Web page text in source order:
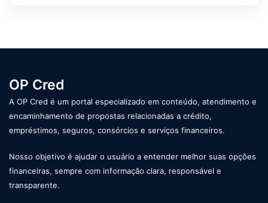
OP Cred
A OP Cred é um portal especializado em conteúdo, atendimento e
encaminhamento de propostas relacionadas a crédito,
empréstimos, seguros, consórcios e serviços financeiros.
Nosso objetivo é ajudar o usuário a entender melhor suas opções
financeiras, sempre com informação clara, responsável e
transparente.